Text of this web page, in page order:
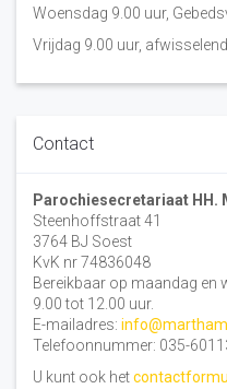
Woensdag 9.00 uur,
Vrijdag 9.00 uur,
Contact
Parochiesecretariaat HH.
Steenhoffstraat 41
3764 BJ Soest
KvK nr 74836048
Bereikbaar op maandag en
9.00 tot 12.00 uur.
E-mailadres:
Telefoonnummer: 035-
U kunt ook het